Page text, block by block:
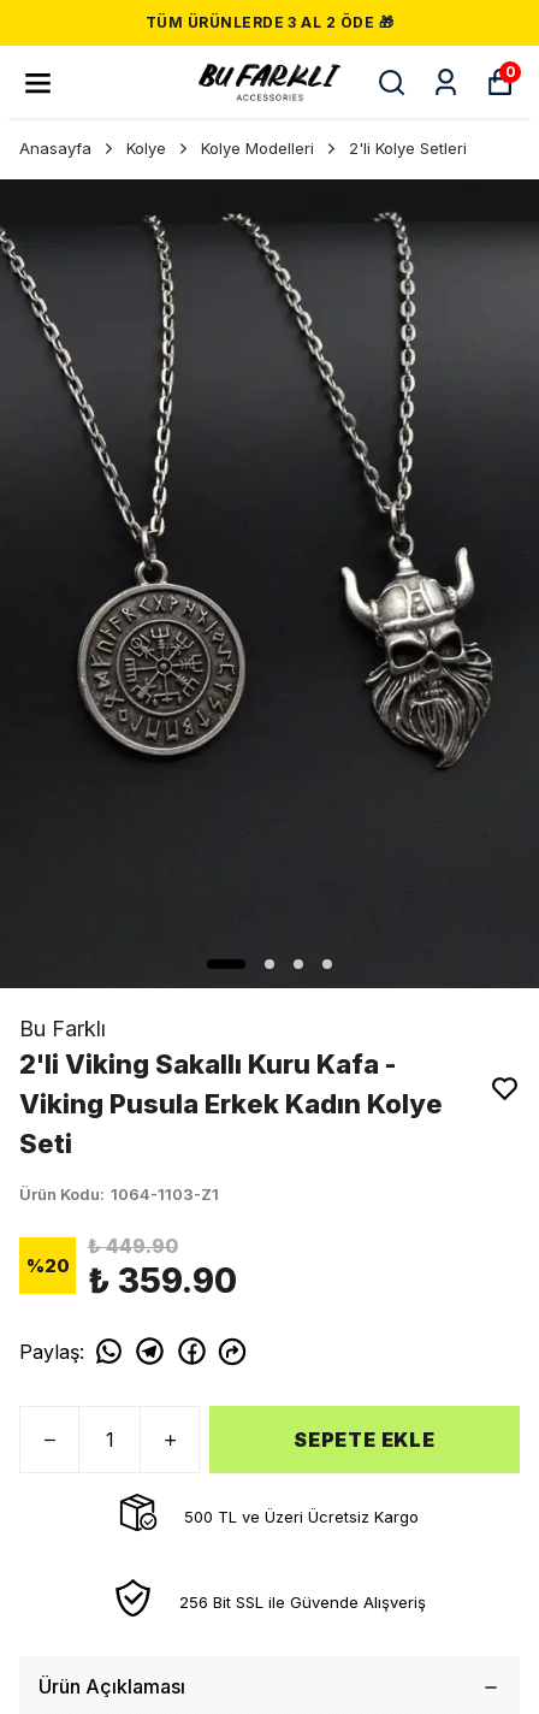
TÜM ÜRÜNLERDE 3 AL 2 ÖDE 🎁
0
Anasayfa Kolye Kolye Modelleri 2'li Kolye Setleri
Bu Farklı
2'li Viking Sakallı Kuru Kafa -
Viking Pusula Erkek Kadın Kolye
Seti
Ürün Kodu: 1064-1103-Z1
%20
₺ 449.90
₺ 359.90
Paylaş:
SEPETE EKLE
500 TL ve Üzeri Ücretsiz Kargo
256 Bit SSL ile Güvende Alışveriş
Ürün Açıklaması